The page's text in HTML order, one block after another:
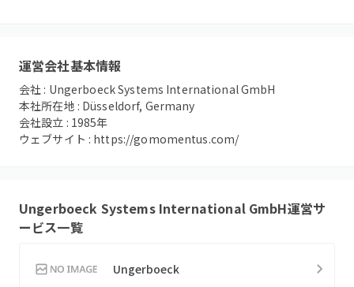
運営会社基本情報
会社 : Ungerboeck Systems International GmbH
本社所在地 : Düsseldorf, Germany
会社設立 : 1985年
ウェブサイト : https://gomomentus.com/
Ungerboeck Systems International GmbH運営サ
ービス一覧
Ungerboeck